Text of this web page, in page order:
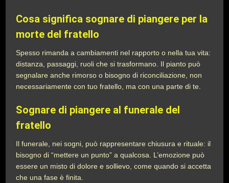
Cosa significa sognare di piangere per la
morte del fratello
Spesso rimanda a cambiamenti nel rapporto o nella tua vita:
distanza, passaggi, ruoli che si trasformano. Il pianto può
segnalare anche rimorso o bisogno di riconciliazione, non
necessariamente con tuo fratello, ma con una parte di te.
Sognare di piangere al funerale del
fratello
Il funerale, nei sogni, può rappresentare chiusura e rituale: il
bisogno di “mettere un punto” a qualcosa. L’emozione può
essere un misto di dolore e sollievo, come quando si accetta
che una fase è finita.